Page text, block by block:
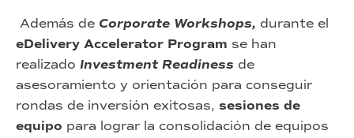
Además de Corporate Workshops, durante el
eDelivery Accelerator Program se han
realizado Investment Readiness de
asesoramiento y orientación para conseguir
rondas de inversión exitosas, sesiones de
equipo para lograr la consolidación de equipos